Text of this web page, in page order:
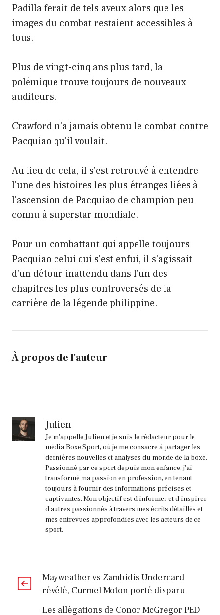
Padilla ferait de tels aveux alors que les
images du combat restaient accessibles à
tous.
Plus de vingt-cinq ans plus tard, la
polémique trouve toujours de nouveaux
auditeurs.
Crawford n'a jamais obtenu le combat contre
Pacquiao qu'il voulait.
Au lieu de cela, il s'est retrouvé à entendre
l'une des histoires les plus étranges liées à
l'ascension de Pacquiao de champion peu
connu à superstar mondiale.
Pour un combattant qui appelle toujours
Pacquiao celui qui s'est enfui, il s'agissait
d'un détour inattendu dans l'un des
chapitres les plus controversés de la
carrière de la légende philippine.
À propos de l'auteur
Julien
Je m'appelle Julien et je suis le rédacteur pour le
média Boxe Sport, où je me consacre à partager les
dernières nouvelles et analyses du monde de la boxe.
Passionné par ce sport depuis mon enfance, j'ai
transformé ma passion en profession, en tenant
toujours à fournir des informations précises et
captivantes. Mon objectif est d'informer et d'inspirer
d'autres passionnés à travers mes écrits détaillés et
mes entrevues approfondies avec les acteurs de ce
sport.
Mayweather vs Zambidis Undercard
révélé, Curmel Moton porté disparu
Les allégations de Conor McGregor PED